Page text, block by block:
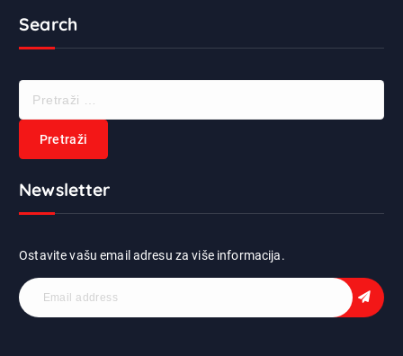
Search
a
Newsletter
Ostavite vašu email adresu za više informacija.